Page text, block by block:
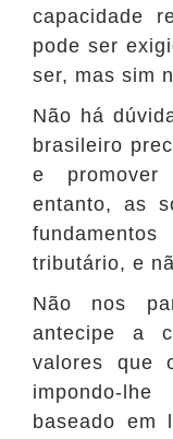
capacidade
pode ser
ser, mas sim
Não há
brasileiro
e
entanto, as
tributário, e
Não nos
antecipe a
valores que
impondo-
baseado em